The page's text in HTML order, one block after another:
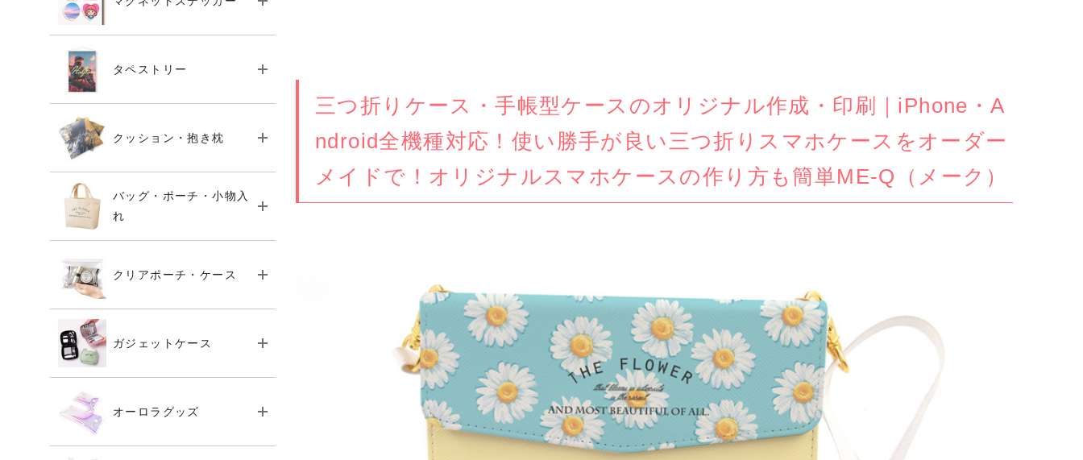
三つ折りケース・手帳型ケースのオリジナル作成・印刷｜iPhone・A
ndroid全機種対応！使い勝手が良い三つ折りスマホケースをオーダー
メイドで！オリジナルスマホケースの作り方も簡単ME-Q（メーク）
タペストリー
クッション・抱き枕
バッグ・ポーチ・小物入
れ
クリアポーチ・ケース
ガジェットケース
オーロラグッズ